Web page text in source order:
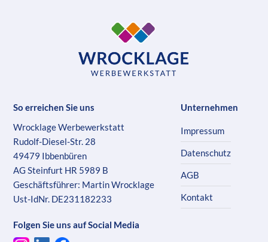
So erreichen Sie uns
Wrocklage Werbewerkstatt
Rudolf-Diesel-Str. 28
49479 Ibbenbüren
AG Steinfurt HR 5989 B
Geschäftsführer: Martin Wrocklage
Ust-IdNr. DE231182233
Folgen Sie uns auf Social Media
Unternehmen
Impressum
Datenschutz
AGB
Kontakt